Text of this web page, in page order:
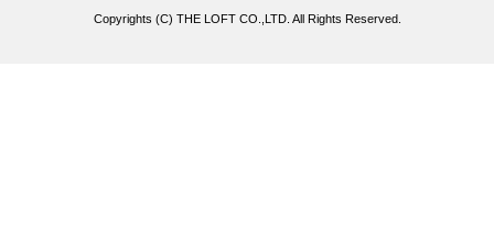
Copyrights (C) THE LOFT CO.,LTD. All Rights Reserved.